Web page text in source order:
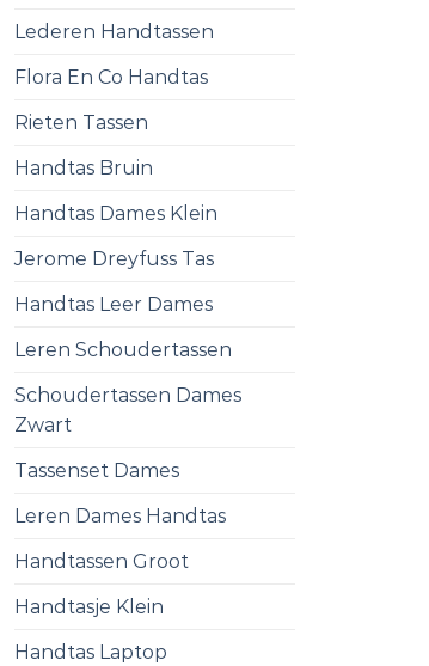
Lederen Handtassen
Flora En Co Handtas
Rieten Tassen
Handtas Bruin
Handtas Dames Klein
Jerome Dreyfuss Tas
Handtas Leer Dames
Leren Schoudertassen
Schoudertassen Dames
Zwart
Tassenset Dames
Leren Dames Handtas
Handtassen Groot
Handtasje Klein
Handtas Laptop